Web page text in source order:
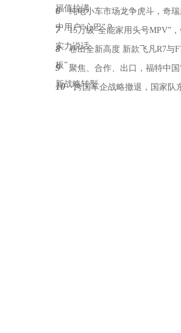
福值拉满
6
纯电小车市场龙争虎斗，奇
中用户“心巴”？
7
15万级“全能家用头号MPV”
实力说话
8
卷出全新高度 新款飞凡R7与
板”
9
聚焦、合作、出口，福特中国
新战略转型
10 跨国车企战略撤退，国家队